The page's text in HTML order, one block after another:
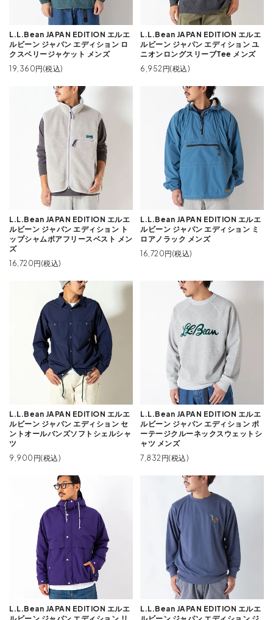
L.L.Bean JAPAN EDITION エルエ
ルビーン ジャパン エディション ロ
クスベリージャケット メンズ
19,360円(税込)
L.L.Bean JAPAN EDITION エルエ
ルビーン ジャパン エディション ユ
ニオンロングスリーブTee メンズ
6,952円(税込)
L.L.Bean JAPAN EDITION エルエ
ルビーン ジャパン エディション ト
ップシャムボアフリースベスト メン
ズ
16,720円(税込)
L.L.Bean JAPAN EDITION エルエ
ルビーン ジャパン エディション ミ
ロアノラック メンズ
16,720円(税込)
L.L.Bean JAPAN EDITION エルエ
ルビーン ジャパン エディション セ
ントオールバンズソフトシェルシャ
ツ
9,900円(税込)
L.L.Bean JAPAN EDITION エルエ
ルビーン ジャパン エディション ポ
ーテージクルーネックスウェットシ
ャツ メンズ
7,832円(税込)
L.L.Bean JAPAN EDITION エルエ
ルビーン ジャパン エディション リ
L.L.Bean JAPAN EDITION エルエ
ルビーン ジャパン エディション ジ